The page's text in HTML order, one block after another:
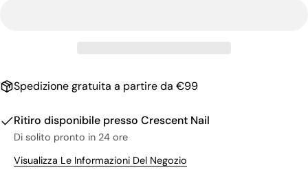
Spedizione gratuita a partire da €99
Ritiro disponibile presso Crescent Nail
Di solito pronto in 24 ore
Visualizza Le Informazioni Del Negozio
Condividi
su
Facebook
Condividi
su
X
Pin
su
Pinterest
tuo
Il
messaggio